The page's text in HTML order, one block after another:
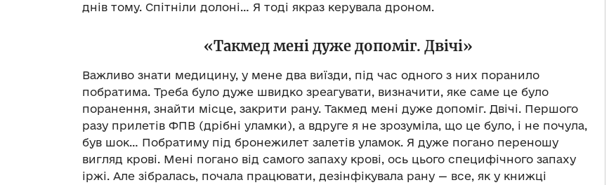
днів тому. Спітніли долоні… Я тоді якраз керувала дроном.
«Такмед мені дуже допоміг. Двічі»
Важливо знати медицину, у мене два виїзди, під час одного з них поранило
побратима. Треба було дуже швидко зреагувати, визначити, яке саме це було
поранення, знайти місце, закрити рану. Такмед мені дуже допоміг. Двічі. Першого
разу прилетів ФПВ (дрібні уламки), а вдруге я не зрозуміла, що це було, і не почула,
був шок… Побратиму під бронежилет залетів уламок. Я дуже погано переношу
вигляд крові. Мені погано від самого запаху крові, ось цього специфічного запаху
іржі. Але зібралась, почала працювати, дезінфікувала рану — все, як у книжці